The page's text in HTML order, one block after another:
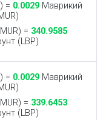
= 0.0029Маврикий
= 340.9585
(LBP)
= 0.0029Маврикий
= 339.6453
(LBP)